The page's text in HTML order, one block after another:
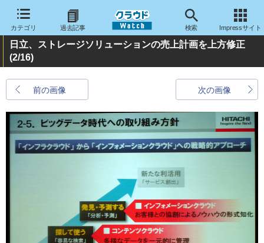
カテゴリ 過去記事 検索 Impressサイト
日立、ストレージソリューションの売上計画を上方修正
(2/16)
前の画像 次の画像